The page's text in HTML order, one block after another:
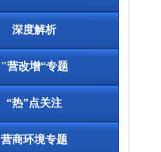
深度解析
"营改增“专题
“热”点关注
营商环境专题